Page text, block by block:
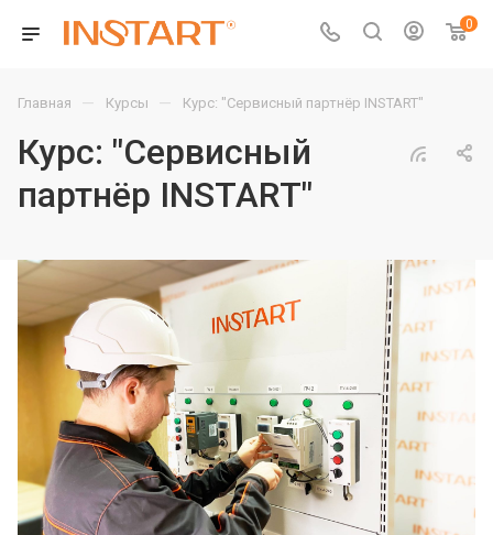
0
Главная — Курсы — Курс: "Сервисный партнёр INSTART"
Курс: "Сервисный
партнёр INSTART"